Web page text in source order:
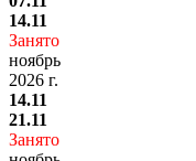
14.11
Занято
ноябрь
2026 г.
14.11
21.11
Занято